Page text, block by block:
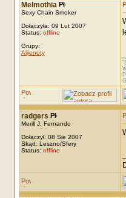
Melmothia
Sexy Chain Smoker
Dołączyła: 09 Lut 2007
Status: offline
Grupy:
Alijenoty
radgers
Merill J. Fernando
Dołączył: 08 Sie 2007
Skąd: Leszno/Sfery
Status: offline